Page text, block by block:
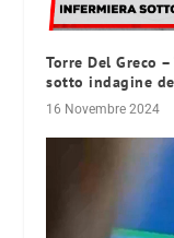
Torre Del Greco
sotto indagine
16 Novembre 2024